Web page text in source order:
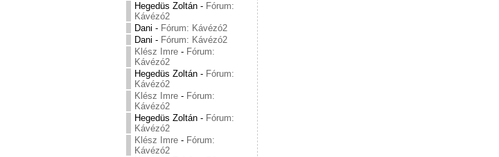
Hegedüs Zoltán - Fórum:
Kávézó2
Dani - Fórum: Kávézó2
Dani - Fórum: Kávézó2
Klész Imre - Fórum:
Kávézó2
Hegedüs Zoltán - Fórum:
Kávézó2
Klész Imre - Fórum:
Kávézó2
Hegedüs Zoltán - Fórum:
Kávézó2
Klész Imre - Fórum:
Kávézó2